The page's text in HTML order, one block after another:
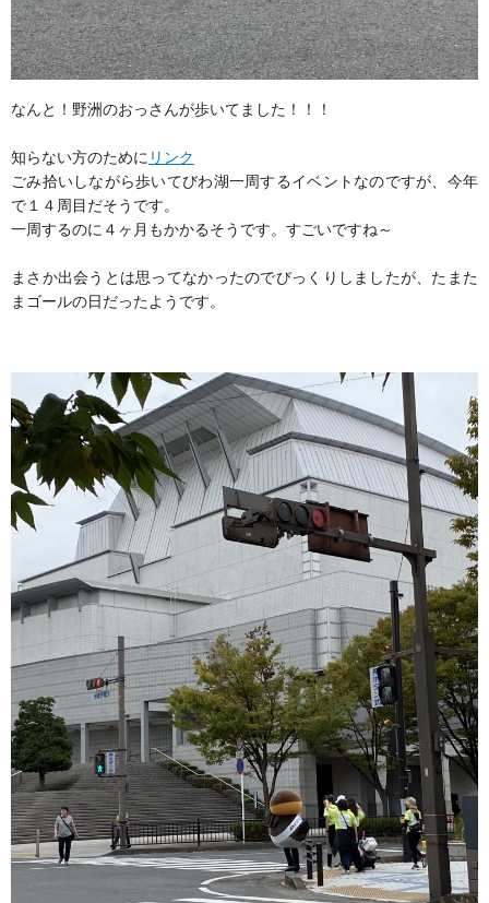
なんと！野洲のおっさんが歩いてました！！！
知らない方のために リンク
ごみ拾いしながら歩いてびわ湖一周するイベントなのですが、今年
で１４周目だそうです。
一周するのに４ヶ月もかかるそうです。すごいですね～
まさか出会うとは思ってなかったのでびっくりしましたが、たまた
まゴールの日だったようです。